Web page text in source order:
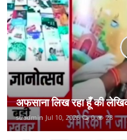
कानून
राजनीति
वीडियो
अफसाना लिख रहा हूँ की
suadmin Jul 10, 2026 0 28